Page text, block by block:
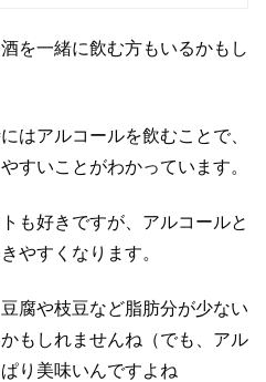
を一緒に飲む方もいるかもし
はアルコールを飲むことで、
すいことがわかっています。
も好きですが、アルコールと
やすくなります。
腐や枝豆など脂肪分が少ない
もしれませんね（でも、アル
り美味いんですよね